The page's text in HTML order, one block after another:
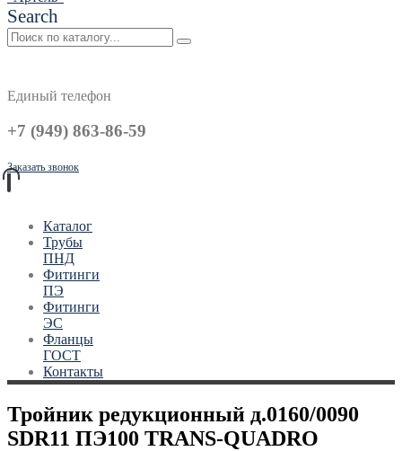
Search
Единый телефон
+7 (949) 863-86-59
Заказать звонок
Каталог
Трубы
ПНД
Фитинги
ПЭ
Фитинги
ЭС
Фланцы
ГОСТ
Контакты
Тройник редукционный д.0160/0090
SDR11 ПЭ100 TRANS-QUADRO